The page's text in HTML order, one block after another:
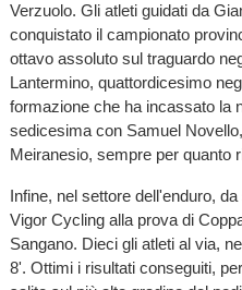
Verzuolo. Gli atleti guidati da
conquistato il campionato
ottavo assoluto sul traguardo
Lantermino, quattordicesimo
formazione che ha incassato la
sedicesima con Samuel
Meiranesio, sempre per quanto
Infine, nel settore dell'enduro,
Vigor Cycling alla prova di
Sangano. Dieci gli atleti al via,
8'. Ottimi i risultati conseguiti,